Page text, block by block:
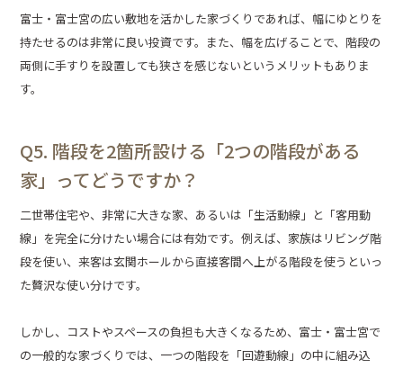
富士・富士宮の広い敷地を活かした家づくりであれば、幅にゆとりを
持たせるのは非常に良い投資です。また、幅を広げることで、階段の
両側に手すりを設置しても狭さを感じないというメリットもありま
す。
Q5. 階段を2箇所設ける「2つの階段がある
家」ってどうですか？
二世帯住宅や、非常に大きな家、あるいは「生活動線」と「客用動
線」を完全に分けたい場合には有効です。例えば、家族はリビング階
段を使い、来客は玄関ホールから直接客間へ上がる階段を使うといっ
た贅沢な使い分けです。
しかし、コストやスペースの負担も大きくなるため、富士・富士宮で
の一般的な家づくりでは、一つの階段を「回遊動線」の中に組み込